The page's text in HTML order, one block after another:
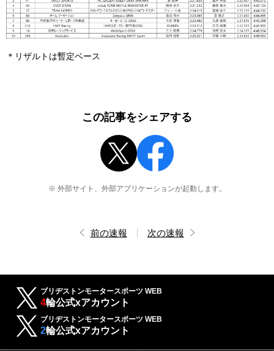
＊リザルトは暫定ベース
この記事をシェアする
※ 外部サイト、外部アプリケーションが起動します。
前の速報 次の速報
ブリヂストンモータースポーツ WEB
4輪公式xアカウント
ブリヂストンモータースポーツ WEB
2輪公式xアカウント